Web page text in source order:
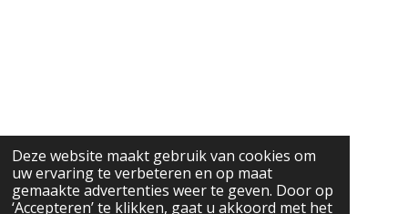
Deze website maakt gebruik van cookies om
uw ervaring te verbeteren en op maat
gemaakte advertenties weer te geven. Door op
‘Accepteren’ te klikken, gaat u akkoord met het